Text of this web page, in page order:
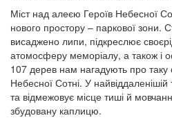
Міст над алеєю Героїв Небесної
нового простору – паркової зони.
висаджено липи, підкреслює
атомосферу меморіалу, а також і
107 дерев нам нагадують про таку
Небесної Сотні. У найвіддаленішій
та відмежовує місце тиші й
збудовану каплицю.